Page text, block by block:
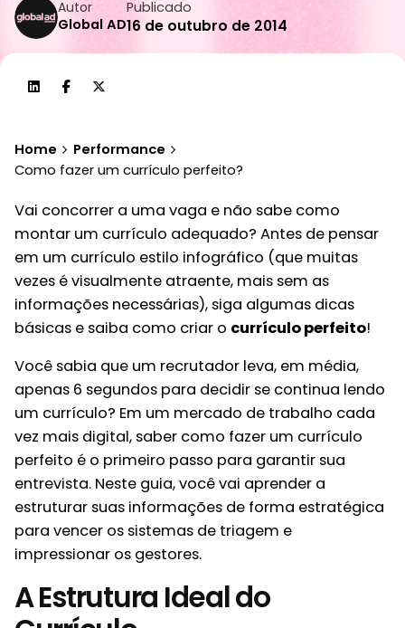
Autor
Global AD
Publicado
16 de outubro de 2014
Home
Performance
Como fazer um currículo perfeito?
Vai concorrer a uma vaga e não sabe como
montar um currículo adequado? Antes de pensar
em um currículo estilo infográfico (que muitas
vezes é visualmente atraente, mais sem as
informações necessárias), siga algumas dicas
básicas e saiba como criar o currículo perfeito!
Você sabia que um recrutador leva, em média,
apenas 6 segundos para decidir se continua lendo
um currículo? Em um mercado de trabalho cada
vez mais digital, saber como fazer um currículo
perfeito é o primeiro passo para garantir sua
entrevista. Neste guia, você vai aprender a
estruturar suas informações de forma estratégica
para vencer os sistemas de triagem e
impressionar os gestores.
A Estrutura Ideal do